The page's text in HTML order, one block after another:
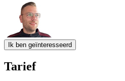
Event Date, augustus - september 2026
Ik ben geïnteresseerd
Tarief